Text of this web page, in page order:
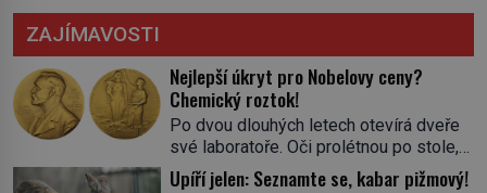
ZAJÍMAVOSTI
Nejlepší úkryt pro Nobelovy ceny?
Chemický roztok!
Po dvou dlouhých letech otevírá dveře
své laboratoře. Oči prolétnou po stole,
aby pak ulpěly na regálu, kde se nachází
Upíří jelen: Seznamte se, kabar pižmový!